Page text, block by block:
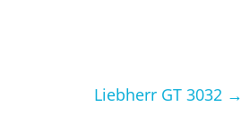
Liebherr GT 3032 →